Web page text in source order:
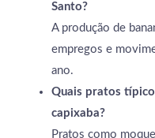
Santo?
A produção de
empregos e
ano.
Quais pratos
capixaba?
Pratos como